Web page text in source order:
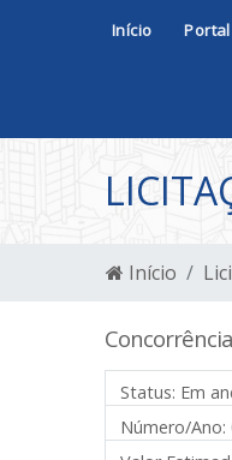
Início
Início
Status: Em
Número/Ano: